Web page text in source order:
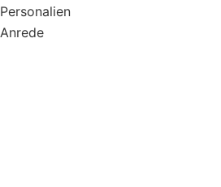
Personalien
Anrede